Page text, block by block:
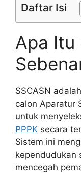
Daftar Isi
Apa Itu
SSCASN
calon Aparatur
untuk
PPPK secara
Sistem ini
kependudukan
mencegah